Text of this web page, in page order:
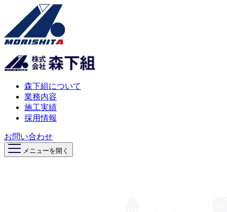
森下組について
業務内容
施工実績
採用情報
お問い合わせ
メニューを開く